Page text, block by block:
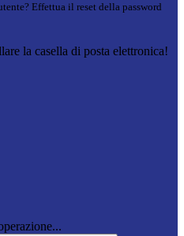
Effettua il reset della password
la casella di posta elettronica!